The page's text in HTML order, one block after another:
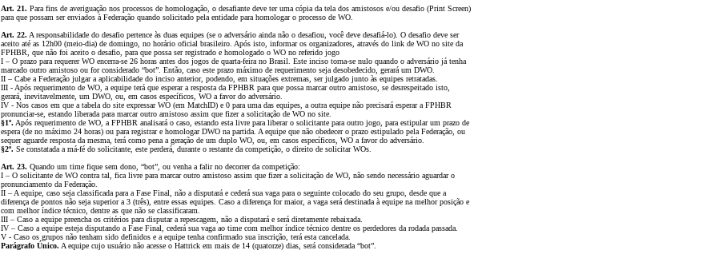
Art. 21. Para fins de averiguação nos processos de homologação, o desafiante deve ter uma cópia da tela dos amistosos e/ou desafio (Print Screen)
para que possam ser enviados à Federação quando solicitado pela entidade para homologar o processo de WO.
Art. 22. A responsabilidade do desafio pertence às duas equipes (se o adversário ainda não o desafiou, você deve desafiá-lo). O desafio deve ser
aceito até as 12h00 (meio-dia) de domingo, no horário oficial brasileiro. Após isto, informar os organizadores, através do link de WO no site da
FPHBR, que não foi aceito o desafio, para que possa ser registrado e homologado o WO no referido jogo
I – O prazo para requerer WO encerra-se 26 horas antes dos jogos de quarta-feira no Brasil. Este inciso torna-se nulo quando o adversário já tenha
marcado outro amistoso ou for considerado “bot”. Então, caso este prazo máximo de requerimento seja desobedecido, gerará um DWO.
II – Cabe a Federação julgar a aplicabilidade do inciso anterior, podendo, em situações extremas, ser julgado junto às equipes retratadas.
III - Após requerimento de WO, a equipe terá que esperar a resposta da FPHBR para que possa marcar outro amistoso, se desrespeitado isto,
gerará, inevitavelmente, um DWO, ou, em casos específicos, WO a favor do adversário.
IV - Nos casos em que a tabela do site expressar WO (em MatchID) e 0 para uma das equipes, a outra equipe não precisará esperar a FPHBR
pronunciar-se, estando liberada para marcar outro amistoso assim que fizer a solicitação de WO no site.
§1º. Após requerimento de WO, a FPHBR analisará o caso, estando esta livre para liberar o solicitante para outro jogo, para estipular um prazo de
espera (de no máximo 24 horas) ou para registrar e homologar DWO na partida. A equipe que não obedecer o prazo estipulado pela Federação, ou
sequer aguarde resposta da mesma, terá como pena a geração de um duplo WO, ou, em casos específicos, WO a favor do adversário.
§2º. Se constatada a má-fé do solicitante, este perderá, durante o restante da competição, o direito de solicitar WOs.
Art. 23. Quando um time fique sem dono, “bot”, ou venha a falir no decorrer da competição:
I – O solicitante de WO contra tal, fica livre para marcar outro amistoso assim que fizer a solicitação de WO, não sendo necessário aguardar o
pronunciamento da Federação.
II – A equipe, caso seja classificada para a Fase Final, não a disputará e cederá sua vaga para o seguinte colocado do seu grupo, desde que a
diferença de pontos não seja superior a 3 (três), entre essas equipes. Caso a diferença for maior, a vaga será destinada à equipe na melhor posição e
com melhor índice técnico, dentre as que não se classificaram.
III – Caso a equipe preencha os critérios para disputar a repescagem, não a disputará e será diretamente rebaixada.
IV – Caso a equipe esteja disputando a Fase Final, cederá sua vaga ao time com melhor índice técnico dentre os perdedores da rodada passada.
V - Caso os grupos não tenham sido definidos e a equipe tenha confirmado sua inscrição, terá esta cancelada.
Parágrafo Único. A equipe cujo usuário não acesse o Hattrick em mais de 14 (quatorze) dias, será considerada “bot”.